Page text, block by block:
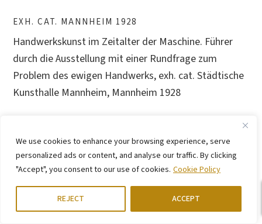
We use cookies to enhance your browsing experience, serve
personalized ads or content, and analyse our traffic. By clicking
"Accept", you consent to our use of cookies. Cookie Policy
REJECT ACCEPT
EXH. CAT. MANNHEIM 1928
Handwerkskunst im Zeitalter der Maschine. Führer
durch die Ausstellung mit einer Rundfrage zum
Problem des ewigen Handwerks, exh. cat. Städtische
Kunsthalle Mannheim, Mannheim 1928
L’Europa dei razionalisti. Pittura scultura architettura
negli anni trenta, exh. cat. Como, Palazzo Volpi, San
Francesco, Milan 1989